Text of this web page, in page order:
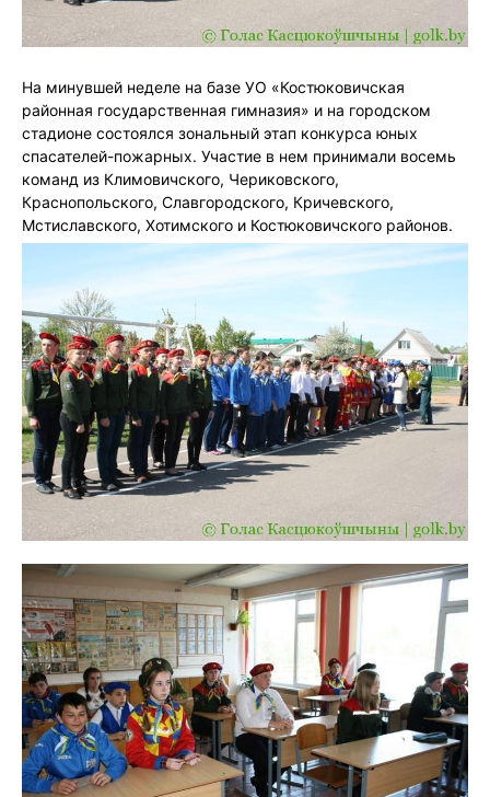
На минувшей неделе на базе УО «Костюковичская
районная государственная гимназия» и на городском
стадионе состоялся зональный этап конкурса юных
спасателей-пожарных. Участие в нем принимали восемь
команд из Климовичского, Чериковского,
Краснопольского, Славгородского, Кричевского,
Мстиславского, Хотимского и Костюковичского районов.